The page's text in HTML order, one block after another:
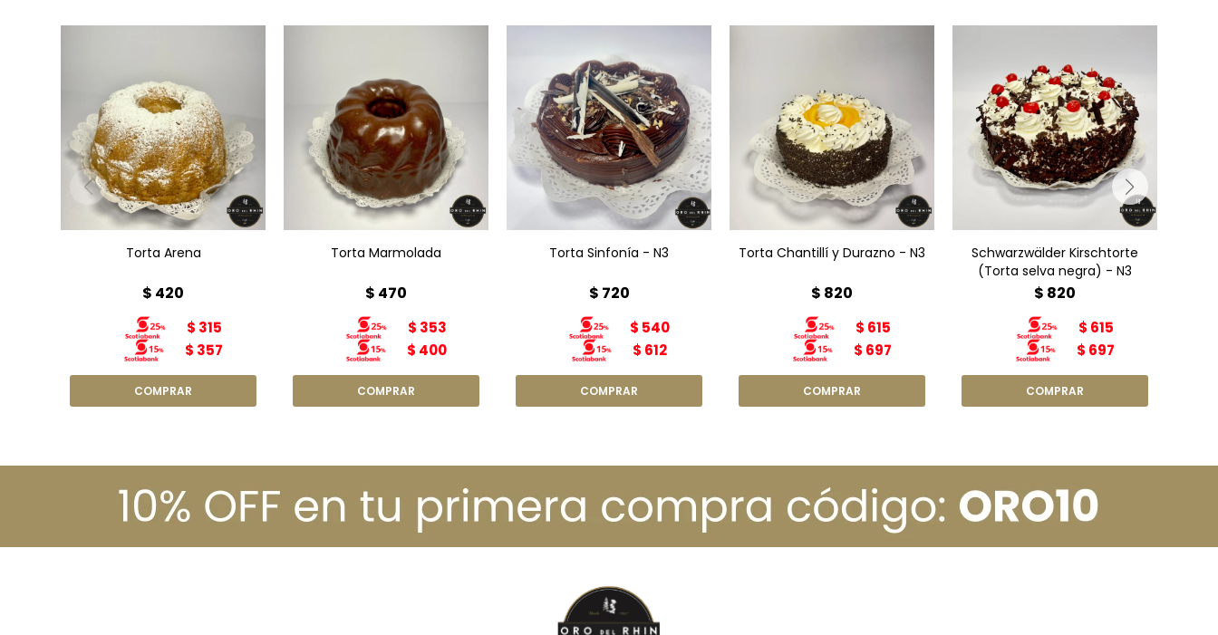
Torta Arena
Diámetro: 15cm
Peso: 380g
Torta Arena
$ 420
$ 315
$ 357
Torta Marmolada
Peso: 450g
Diámetro: 15cm
Torta Marmolada
$ 470
$ 353
$ 400
Torta Sinfonía N3
Diámetro: 15cm
Peso: 800g
Torta Sinfonía - N3
$ 720
$ 540
$ 612
Torta Chantillí y Durazno
N3
Diámetro: 15cm
Peso: 800g
Torta Chantillí y Durazno - N3
$ 820
$ 615
$ 697
Schwarzwälder Kirschtorte
(Torta selva negra) N3
Diámetro: 15cm
Peso: 800g
Schwarzwälder Kirschtorte
(Torta selva negra) - N3
$ 820
$ 615
$ 697